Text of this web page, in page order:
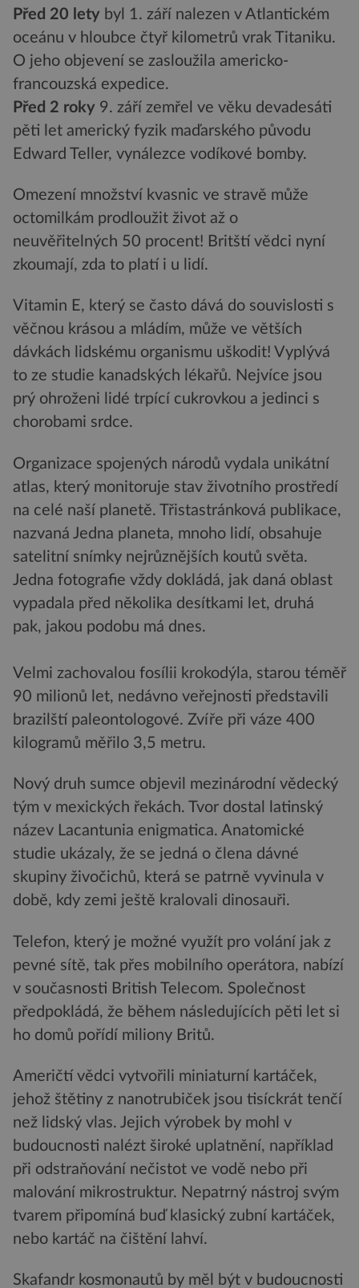
Před 20 lety byl 1. září nalezen v Atlantickém
oceánu v hloubce čtyř kilometrů vrak Titaniku.
O jeho objevení se zasloužila americko-
francouzská expedice.
Před 2 roky 9. září zemřel ve věku devadesáti
pěti let americký fyzik maďarského původu
Edward Teller, vynálezce vodíkové bomby.
Omezení množství kvasnic ve stravě může
octomilkám prodloužit život až o
neuvěřitelných 50 procent! Britští vědci nyní
zkoumají, zda to platí i u lidí.
Vitamin E, který se často dává do souvislosti s
věčnou krásou a mládím, může ve větších
dávkách lidskému organismu uškodit! Vyplývá
to ze studie kanadských lékařů. Nejvíce jsou
prý ohroženi lidé trpící cukrovkou a jedinci s
chorobami srdce.
Organizace spojených národů vydala unikátní
atlas, který monitoruje stav životního prostředí
na celé naší planetě. Třistastránková publikace,
nazvaná Jedna planeta, mnoho lidí, obsahuje
satelitní snímky nejrůznějších koutů světa.
Jedna fotografie vždy dokládá, jak daná oblast
vypadala před několika desítkami let, druhá
pak, jakou podobu má dnes.
Velmi zachovalou fosílii krokodýla, starou téměř
90 milionů let, nedávno veřejnosti představili
brazilští paleontologové. Zvíře při váze 400
kilogramů měřilo 3,5 metru.
Nový druh sumce objevil mezinárodní vědecký
tým v mexických řekách. Tvor dostal latinský
název Lacantunia enigmatica. Anatomické
studie ukázaly, že se jedná o člena dávné
skupiny živočichů, která se patrně vyvinula v
době, kdy zemi ještě kralovali dinosauři.
Telefon, který je možné využít pro volání jak z
pevné sítě, tak přes mobilního operátora, nabízí
v současnosti British Telecom. Společnost
předpokládá, že během následujících pěti let si
ho domů pořídí miliony Britů.
Američtí vědci vytvořili miniaturní kartáček,
jehož štětiny z nanotrubiček jsou tisíckrát tenčí
než lidský vlas. Jejich výrobek by mohl v
budoucnosti nalézt široké uplatnění, například
při odstraňování nečistot ve vodě nebo při
malování mikrostruktur. Nepatrný nástroj svým
tvarem připomíná buď klasický zubní kartáček,
nebo kartáč na čištění lahví.
Skafandr kosmonautů by měl být v budoucnosti